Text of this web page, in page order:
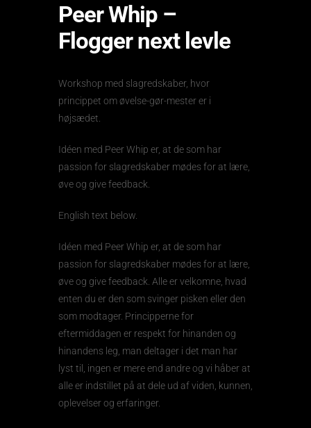
Peer Whip –
Flogger next levle
Workshop med slagredskaber, hvor
princippet om øvelse-gør-mester er i
højsædet.
Idéen med Peer Whip er, at de som har
passion for slagredskaber mødes for at lære,
øve og give feedback.
English text below.
Idéen med Peer Whip er, at de som har
passion for slagredskaber mødes for at lære,
øve og give feedback. Alle er velkomne, hvad
enten du er den som svinger pisken eller den
som modtager. Principperne for
eftermiddagen er respekt for hinanden og
hinandens leg, man deltager i det man har
lyst til, ingen er mere end andre og vi håber at
alle er indstillet på at dele ud af viden, kunnen,
oplevelser og erfaringer.